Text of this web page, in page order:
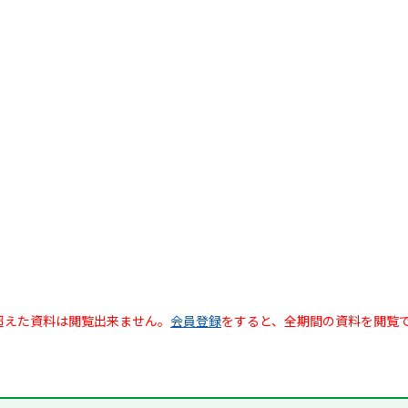
た資料は閲覧出来ません。 会員登録をすると、全期間の資料を閲覧